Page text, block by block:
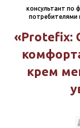
консультант по
потребителями
«Protefix:
крем